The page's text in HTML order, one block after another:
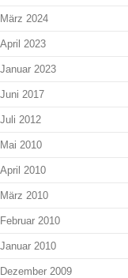
März 2024
April 2023
Januar 2023
Juni 2017
Juli 2012
Mai 2010
April 2010
März 2010
Februar 2010
Januar 2010
Dezember 2009